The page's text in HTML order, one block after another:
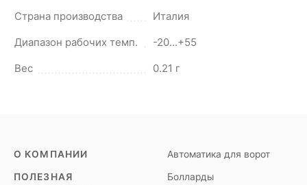
Страна производства
Италия
Диапазон рабочих темп.
-20...+55
Вес
0.21 г
О КОМПАНИИ
ПОЛЕЗНАЯ
Автоматика для ворот
Болларды